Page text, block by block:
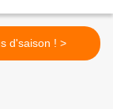
Y plus d'saison ! >